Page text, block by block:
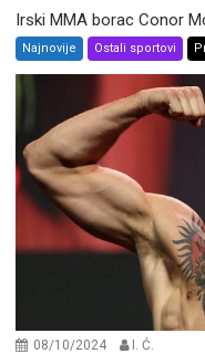
Irski MMA borac Conor
Najnovije Ostali sportovi
08/10/2024 I. Ć.